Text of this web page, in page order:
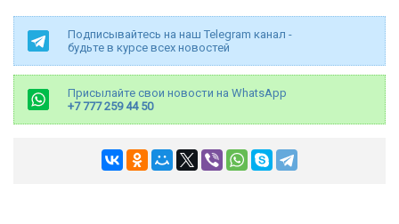
Подписывайтесь на наш Telegram канал -
будьте в курсе всех новостей
Присылайте свои новости на WhatsApp
+7 777 259 44 50